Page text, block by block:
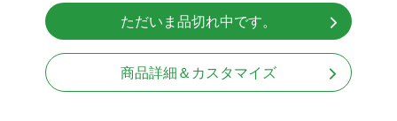
無線LAN Bluetooth対応
Windows11 Home 64bit
LCDスクリーン搭載
ただいま品切れ中です。
商品詳細＆カスタマイズ